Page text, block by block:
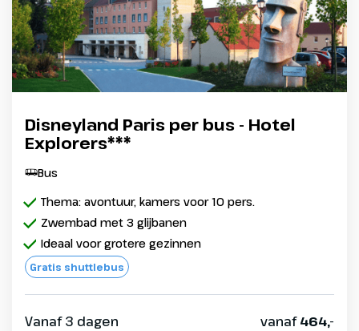
Disneyland Paris per bus - Hotel
Explorers***
Bus
Thema: avontuur, kamers voor 10 pers.
Zwembad met 3 glijbanen
Ideaal voor grotere gezinnen
Gratis shuttlebus
Vanaf 3 dagen
vanaf464,-